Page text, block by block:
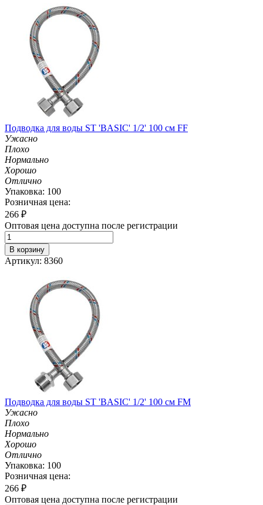
Подводка для воды ST 'BASIC' 1/2' 100 см FF
Ужасно
Плохо
Нормально
Хорошо
Отлично
Упаковка: 100
Розничная цена:
266 ₽
Оптовая цена доступна после регистрации
В корзину
Артикул: 8360
Подводка для воды ST 'BASIC' 1/2' 100 см FM
Ужасно
Плохо
Нормально
Хорошо
Отлично
Упаковка: 100
Розничная цена:
266 ₽
Оптовая цена доступна после регистрации